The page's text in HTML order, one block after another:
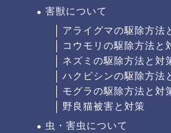
害獣について
アライグマの駆除方法
コウモリの駆除方法と
ネズミの駆除方法と対
ハクビシンの駆除方法
モグラの駆除方法と対
野良猫被害と対策
虫・害虫について